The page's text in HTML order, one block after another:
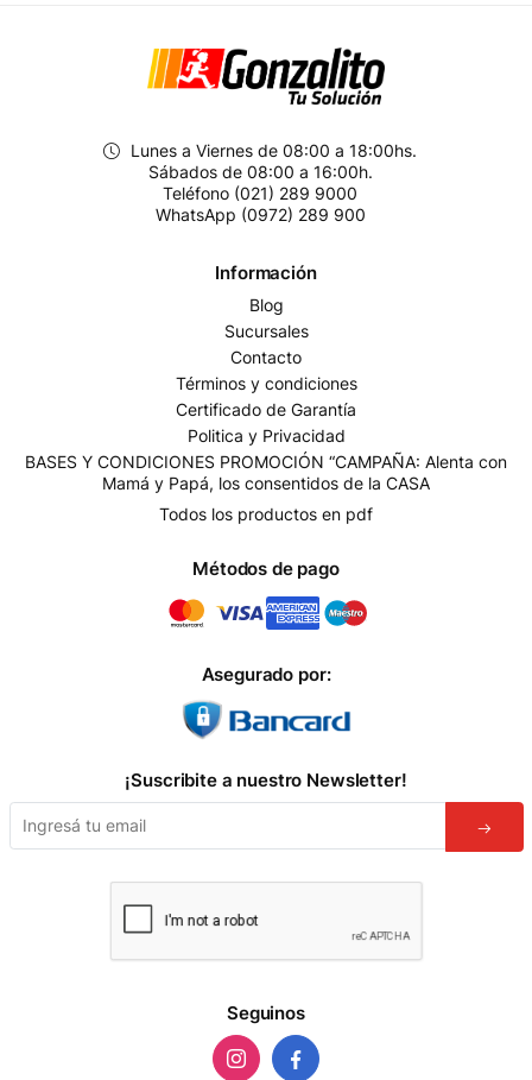
Lunes a Viernes de 08:00 a 18:00hs.
Sábados de 08:00 a 16:00h.
Teléfono (021) 289 9000
WhatsApp (0972) 289 900
Información
Blog
Sucursales
Contacto
Términos y condiciones
Certificado de Garantía
Politica y Privacidad
BASES Y CONDICIONES PROMOCIÓN “CAMPAÑA: Alenta con
Mamá y Papá, los consentidos de la CASA
Todos los productos en pdf
Métodos de pago
Asegurado por:
¡Suscribite a nuestro Newsletter!
Seguinos